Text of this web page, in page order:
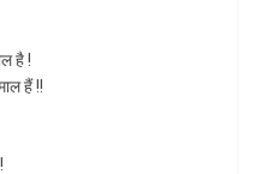
है !
हैं !!